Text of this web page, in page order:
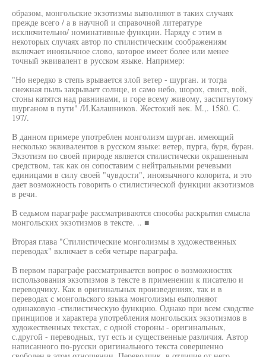
образом, монгольские экзотизмы выполняют в таких случаях
прежде всего / а в научной и справочной литературе
исключительно/ номинативные функции. Наряду с этим в
некоторых случаях автор по стилистическим соображениям
включает иноязычное слово, которое имеет более или менее
точный эквивалент в русском языке. Например:
"Но нередко в степь врывается злой ветер - шурган. и тогда
снежная пыль закрывает солнце, и само небо, шорох, свист, вой,
стоны катятся над равнинами, и горе всему живому, застигнутому
шурганом в пути" /И.Калашников. Жестокий век. М.,. 1580. С.
197/.
В данном примере употреблен монголизм шурган. имеющий
несколько эквивалентов в русском языке: ветер, пурга, буря, буран.
Экзотизм по своей природе является стилистически окрашенным
средством, так как он сопоставим с нейтральными речевыми
единицами в силу своей "чувдости", иноязычного колорита, и это
дает возможность говорить о стилистической функции акзотизмов
в речи.
В седьмом параграфе рассматриваются способы раскрытия смысла
монгольских экзотизмов в тексте. .. ■
Вторая глава "Стилистические монголизмы в художественных
переводах" включает в себя четыре параграфа.
В первом параграфе рассматривается вопрос о возможностях
использования экзотизмов в тексте в применении к писателю и
переводчику. Как в оригинальных произведениях, так и в
переводах с монгольского языка монголизмы еыполняют
одинаковую -стилистическую функцию. Однако при всем сходстве
принципов и характера употребления монгольских экзотизмов в
художественных текстах, с одной стороны - оригинальных,
с.другой - переводных, тут есть и существенные различия. Автор
написанного по-русски оригинального текста совершенно